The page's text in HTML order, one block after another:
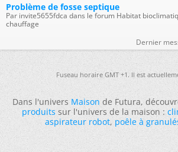
Problème de fosse septique
Par invite5655fdca dans le forum Habitat
chauffage
Dernier
Fuseau horaire GMT +1. Il est
Dans l'universMaisonde Futura,
produitssur l'univers de la maison :
aspirateur robot,poêle à